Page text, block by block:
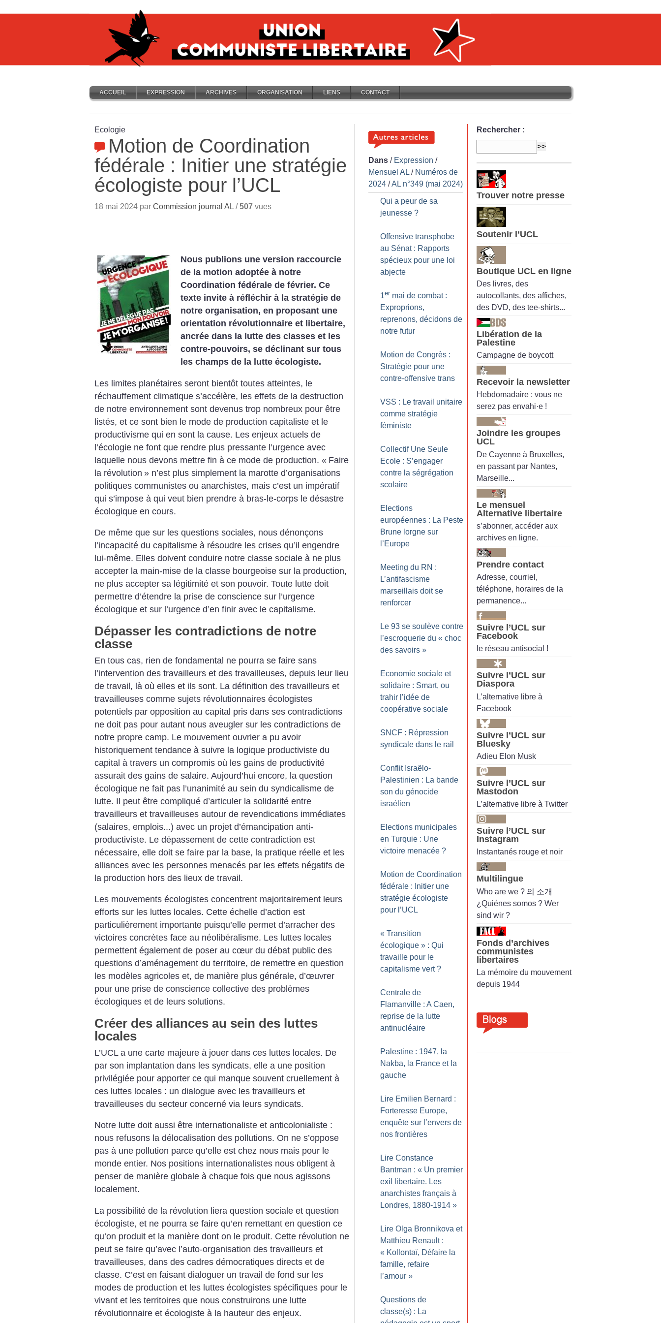
ACCUEIL EXPRESSION ARCHIVES ORGANISATION LIENS CONTACT
Ecologie
Motion de Coordination
fédérale : Initier une stratégie
écologiste pour l’UCL
18 mai 2024 par Commission journal AL /507 vues
Nous publions une version raccourcie
de la motion adoptée à notre
Coordination fédérale de février. Ce
texte invite à réfléchir à la stratégie de
notre organisation, en proposant une
orientation révolutionnaire et libertaire,
ancrée dans la lutte des classes et les
contre-pouvoirs, se déclinant sur tous
les champs de la lutte écologiste.
Les limites planétaires seront bientôt toutes atteintes, le
réchauffement climatique s’accélère, les effets de la destruction
de notre environnement sont devenus trop nombreux pour être
listés, et ce sont bien le mode de production capitaliste et le
productivisme qui en sont la cause. Les enjeux actuels de
l’écologie ne font que rendre plus pressante l’urgence avec
laquelle nous devons mettre fin à ce mode de production. « Faire
la révolution » n’est plus simplement la marotte d’organisations
politiques communistes ou anarchistes, mais c’est un impératif
qui s’impose à qui veut bien prendre à bras-le-corps le désastre
écologique en cours.
De même que sur les questions sociales, nous dénonçons
l’incapacité du capitalisme à résoudre les crises qu’il engendre
lui-même. Elles doivent conduire notre classe sociale à ne plus
accepter la main-mise de la classe bourgeoise sur la production,
ne plus accepter sa légitimité et son pouvoir. Toute lutte doit
permettre d’étendre la prise de conscience sur l’urgence
écologique et sur l’urgence d’en finir avec le capitalisme.
Dépasser les contradictions de notre
classe
En tous cas, rien de fondamental ne pourra se faire sans
l’intervention des travailleurs et des travailleuses, depuis leur lieu
de travail, là où elles et ils sont. La définition des travailleurs et
travailleuses comme sujets révolutionnaires écologistes
potentiels par opposition au capital pris dans ses contradictions
ne doit pas pour autant nous aveugler sur les contradictions de
notre propre camp. Le mouvement ouvrier a pu avoir
historiquement tendance à suivre la logique productiviste du
capital à travers un compromis où les gains de productivité
assurait des gains de salaire. Aujourd’hui encore, la question
écologique ne fait pas l’unanimité au sein du syndicalisme de
lutte. Il peut être compliqué d’articuler la solidarité entre
travailleurs et travailleuses autour de revendications immédiates
(salaires, emplois...) avec un projet d’émancipation anti-
productiviste. Le dépassement de cette contradiction est
nécessaire, elle doit se faire par la base, la pratique réelle et les
alliances avec les personnes menacés par les effets négatifs de
la production hors des lieux de travail.
Les mouvements écologistes concentrent majoritairement leurs
efforts sur les luttes locales. Cette échelle d’action est
particulièrement importante puisqu’elle permet d’arracher des
victoires concrètes face au néolibéralisme. Les luttes locales
permettent également de poser au cœur du débat public des
questions d’aménagement du territoire, de remettre en question
les modèles agricoles et, de manière plus générale, d’œuvrer
pour une prise de conscience collective des problèmes
écologiques et de leurs solutions.
Créer des alliances au sein des luttes
locales
L’UCL a une carte majeure à jouer dans ces luttes locales. De
par son implantation dans les syndicats, elle a une position
privilégiée pour apporter ce qui manque souvent cruellement à
ces luttes locales : un dialogue avec les travailleurs et
travailleuses du secteur concerné via leurs syndicats.
Notre lutte doit aussi être internationaliste et anticolonialiste :
nous refusons la délocalisation des pollutions. On ne s’oppose
pas à une pollution parce qu’elle est chez nous mais pour le
monde entier. Nos positions internationalistes nous obligent à
penser de manière globale à chaque fois que nous agissons
localement.
La possibilité de la révolution liera question sociale et question
écologiste, et ne pourra se faire qu’en remettant en question ce
qu’on produit et la manière dont on le produit. Cette révolution ne
peut se faire qu’avec l’auto-organisation des travailleurs et
travailleuses, dans des cadres démocratiques directs et de
classe. C’est en faisant dialoguer un travail de fond sur les
modes de production et les luttes écologistes spécifiques pour le
vivant et les territoires que nous construirons une lutte
révolutionnaire et écologiste à la hauteur des enjeux.
Dans / Expression /
Mensuel AL / Numéros de
2024 /AL n°349 (mai 2024)
Qui a peur de sa
jeunesse ?
Offensive transphobe
au Sénat : Rapports
spécieux pour une loi
abjecte
1er mai de combat :
Exproprions,
reprenons, décidons de
notre futur
Motion de Congrès :
Stratégie pour une
contre-offensive trans
VSS : Le travail unitaire
comme stratégie
féministe
Collectif Une Seule
Ecole : S’engager
contre la ségrégation
scolaire
Elections
européennes : La Peste
Brune lorgne sur
l’Europe
Meeting du RN :
L’antifascisme
marseillais doit se
renforcer
Le 93 se soulève contre
l’escroquerie du « choc
des savoirs »
Economie sociale et
solidaire : Smart, ou
trahir l’idée de
coopérative sociale
SNCF : Répression
syndicale dans le rail
Conflit Israëlo-
Palestinien : La bande
son du génocide
israélien
Elections municipales
en Turquie : Une
victoire menacée ?
Motion de Coordination
fédérale : Initier une
stratégie écologiste
pour l’UCL
« Transition
écologique » : Qui
travaille pour le
capitalisme vert ?
Centrale de
Flamanville : A Caen,
reprise de la lutte
antinucléaire
Palestine : 1947, la
Nakba, la France et la
gauche
Lire Emilien Bernard :
Forteresse Europe,
enquête sur l’envers de
nos frontières
Lire Constance
Bantman : « Un premier
exil libertaire. Les
anarchistes français à
Londres, 1880-1914 »
Lire Olga Bronnikova et
Matthieu Renault :
« Kollontaï, Défaire la
famille, refaire
l’amour »
Questions de
classe(s) : La
Rechercher :
Trouver notre presse
Soutenir l’UCL
Boutique UCL en ligne
Des livres, des
autocollants, des affiches,
des DVD, des tee-shirts...
Libération de la
Palestine
Campagne de boycott
Recevoir la newsletter
Hebdomadaire : vous ne
serez pas envahi·e !
Joindre les groupes
UCL
De Cayenne à Bruxelles,
en passant par Nantes,
Marseille...
Le mensuel
Alternative libertaire
s’abonner, accéder aux
archives en ligne.
Prendre contact
Adresse, courriel,
téléphone, horaires de la
permanence...
Suivre l’UCL sur
Facebook
le réseau antisocial !
Suivre l’UCL sur
Diaspora
L’alternative libre à
Facebook
Suivre l’UCL sur
Bluesky
Adieu Elon Musk
Suivre l’UCL sur
Mastodon
L’alternative libre à Twitter
Suivre l’UCL sur
Instagram
Instantanés rouge et noir
Multilingue
Who are we ? 의 소개
¿Quiénes somos ? Wer
sind wir ?
Fonds d’archives
communistes
libertaires
La mémoire du mouvement
depuis 1944